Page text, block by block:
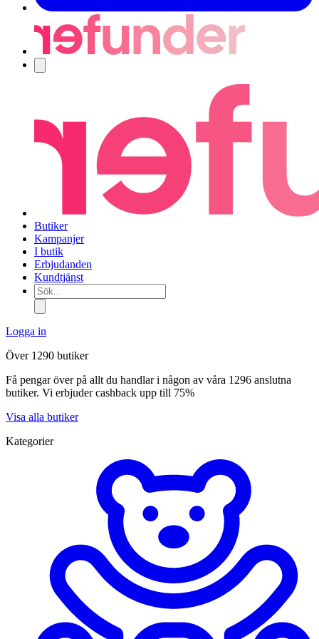
Butiker
Kampanjer
I butik
Erbjudanden
Kundtjänst
Sök...
Logga in
Över 1290 butiker
Få pengar över på allt du handlar i någon av våra 1296 anslutna
butiker. Vi erbjuder cashback upp till 75%
Visa alla butiker
Kategorier